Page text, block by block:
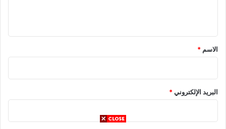
*
الاسم *
البريد الإلكتروني*